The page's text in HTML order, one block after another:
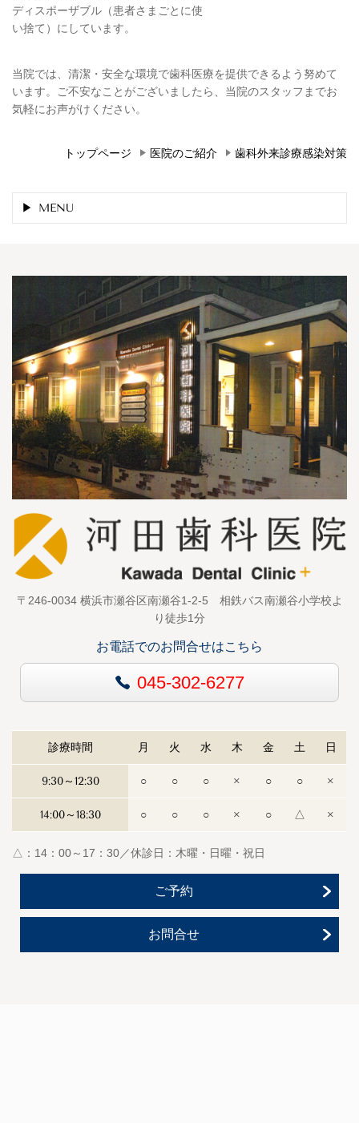
ディスポーザブル（患者さまごとに使
い捨て）にしています。
当院では、清潔・安全な環境で歯科医療を提供できるよう努めて
います。ご不安なことがございましたら、当院のスタッフまでお
気軽にお声がけください。
トップページ 医院のご紹介 歯科外来診療感染対策
MENU
〒246-0034 横浜市瀬谷区南瀬谷1-2-5 相鉄バス南瀬谷小学校よ
り徒歩1分
お電話でのお問合せはこちら
045-302-6277
診療時間 月 火 水 木 金 土 日
9:30～12:30 ○ ○ ○ × ○ ○ ×
14:00～18:30 ○ ○ ○ × ○ △ ×
△：14：00～17：30／休診日：木曜・日曜・祝日
ご予約
お問合せ